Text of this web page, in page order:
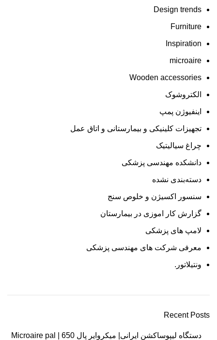
Design trends
Furniture
Inspiration
microaire
Wooden accessories
الکتروشوک
اینفیوژن پمپ
تجهیزات کلینیکی و بیمارستانی و اتاق عمل
چراغ سیالیتیک
دانشکده مهندسی پزشکی
دسته‌بندی نشده
سنسور اکسیژن و خلوص سنج
گزارش کار اموزی در بیمارستان
لامپ های پزشکی
معرفی شرکت های مهندسی پزشکی
ونتیلاتور.
Recent Posts
دستگاه لیپوساکشن ایرانی| میکروایر پال 650 | Microaire pal